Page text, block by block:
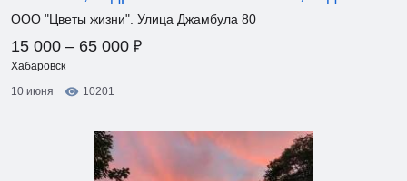
ООО "Цветы жизни". Улица Джамбула 80
15 000 – 65 000 ₽
Хабаровск
10 июня
10201